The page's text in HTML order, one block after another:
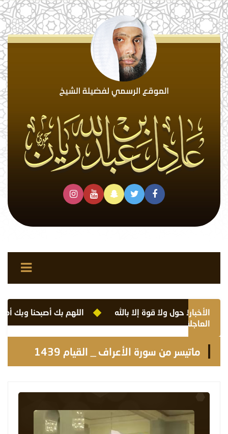
الأخبار
العاجلة
اللهم بك أصبحنا وبك أمسينا لا حول ولا قوة إلا بالله
ماتيسر من سورة الأعراف _ القيام 1439